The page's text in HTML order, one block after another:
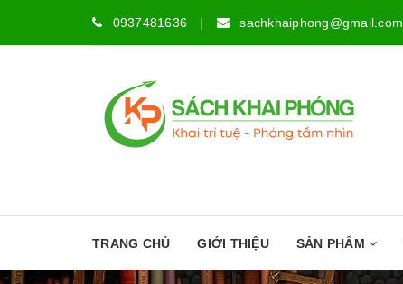
0937481636 | sachkhaiphong@gmail.com
TRANG CHỦ GIỚI THIỆU SẢN PHẨM